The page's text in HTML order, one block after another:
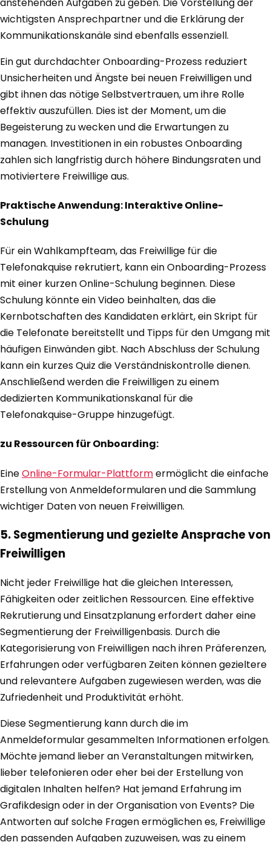
wichtigsten Ansprechpartner und die Erklärung der
Kommunikationskanäle sind ebenfalls essenziell.
Ein gut durchdachter Onboarding-Prozess reduziert
Unsicherheiten und Ängste bei neuen Freiwilligen und
gibt ihnen das nötige Selbstvertrauen, um ihre Rolle
effektiv auszufüllen. Dies ist der Moment, um die
Begeisterung zu wecken und die Erwartungen zu
managen. Investitionen in ein robustes Onboarding
zahlen sich langfristig durch höhere Bindungsraten und
motiviertere Freiwillige aus.
Praktische Anwendung: Interaktive Online-
Schulung
Für ein Wahlkampfteam, das Freiwillige für die
Telefonakquise rekrutiert, kann ein Onboarding-Prozess
mit einer kurzen Online-Schulung beginnen. Diese
Schulung könnte ein Video beinhalten, das die
Kernbotschaften des Kandidaten erklärt, ein Skript für
die Telefonate bereitstellt und Tipps für den Umgang mit
häufigen Einwänden gibt. Nach Abschluss der Schulung
kann ein kurzes Quiz die Verständniskontrolle dienen.
Anschließend werden die Freiwilligen zu einem
dedizierten Kommunikationskanal für die
Telefonakquise-Gruppe hinzugefügt.
zu Ressourcen für Onboarding:
EineOnline-Formular-Plattformermöglicht die einfache
Erstellung von Anmeldeformularen und die Sammlung
wichtiger Daten von neuen Freiwilligen.
5. Segmentierung und gezielte Ansprache von
Freiwilligen
Nicht jeder Freiwillige hat die gleichen Interessen,
Fähigkeiten oder zeitlichen Ressourcen. Eine effektive
Rekrutierung und Einsatzplanung erfordert daher eine
Segmentierung der Freiwilligenbasis. Durch die
Kategorisierung von Freiwilligen nach ihren Präferenzen,
Erfahrungen oder verfügbaren Zeiten können gezieltere
und relevantere Aufgaben zugewiesen werden, was die
Zufriedenheit und Produktivität erhöht.
Diese Segmentierung kann durch die im
Anmeldeformular gesammelten Informationen erfolgen.
Möchte jemand lieber an Veranstaltungen mitwirken,
lieber telefonieren oder eher bei der Erstellung von
digitalen Inhalten helfen? Hat jemand Erfahrung im
Grafikdesign oder in der Organisation von Events? Die
Antworten auf solche Fragen ermöglichen es, Freiwillige
den passenden Aufgaben zuzuweisen, was zu einem